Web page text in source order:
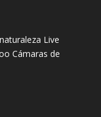
Live
Cámaras de